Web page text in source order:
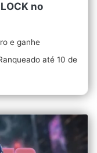
no
e ganhe
até 10 de